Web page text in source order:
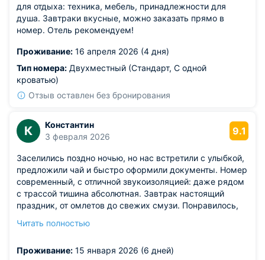
для отдыха: техника, мебель, принадлежности для
душа. Завтраки вкусные, можно заказать прямо в
номер. Отель рекомендуем!
Проживание: 16 апреля 2026 (4 дня)
Тип номера: Двухместный (Стандарт, С одной
кроватью)
Отзыв оставлен без бронирования
К
Константин
3 февраля 2026
9.1
Заселились поздно ночью, но нас встретили с улыбкой,
предложили чай и быстро оформили документы. Номер
современный, с отличной звукоизоляцией: даже рядом
с трассой тишина абсолютная. Завтрак настоящий
праздник, от омлетов до свежих смузи. Понравилось,
чувствуя прилив сил.
мелочи.
Читать полностью
Проживание: 15 января 2026 (6 дней)